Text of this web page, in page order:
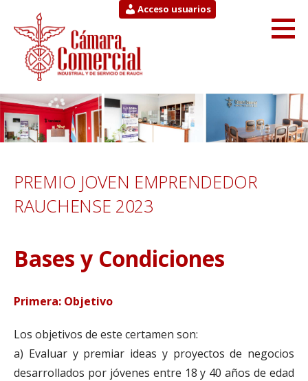
contenido
Cámara Comercial
Acceso usuarios
PREMIO JOVEN EMPRENDEDOR
RAUCHENSE 2023
Bases y Condiciones
Primera: Objetivo
Los objetivos de este certamen son:
a) Evaluar y premiar ideas y proyectos de negocios
desarrollados por jóvenes entre 18 y 40 años de edad